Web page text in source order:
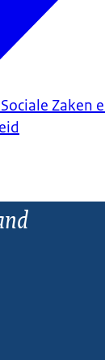
Zaken